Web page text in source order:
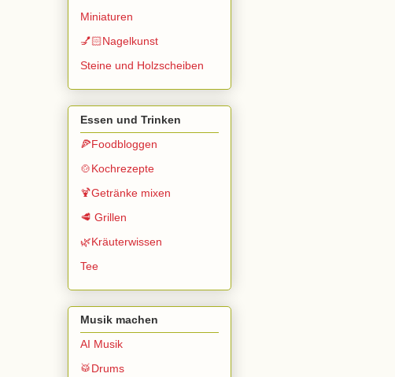
Miniaturen
💅🏻Nagelkunst
Steine und Holzscheiben
Essen und Trinken
🍕Foodbloggen
🍲Kochrezepte
🍹Getränke mixen
🥩 Grillen
🌿Kräuterwissen
Tee
Musik machen
AI Musik
🥁Drums